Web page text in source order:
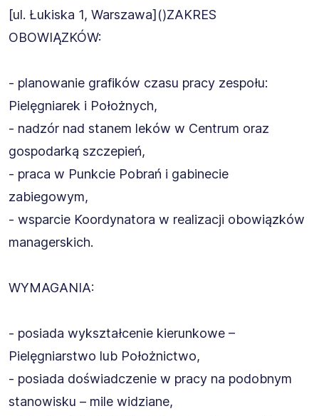
[ul. Łukiska 1, Warszawa]()ZAKRES
OBOWIĄZKÓW:
- planowanie grafików czasu pracy zespołu:
Pielęgniarek i Położnych,
- nadzór nad stanem leków w Centrum oraz
gospodarką szczepień,
- praca w Punkcie Pobrań i gabinecie
zabiegowym,
- wsparcie Koordynatora w realizacji obowiązków
managerskich.
WYMAGANIA:
- posiada wykształcenie kierunkowe –
Pielęgniarstwo lub Położnictwo,
- posiada doświadczenie w pracy na podobnym
stanowisku – mile widziane,